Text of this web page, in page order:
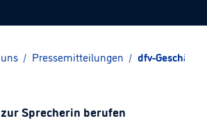
/ Pressemitteilungen / dfv-
Sprecherin berufen